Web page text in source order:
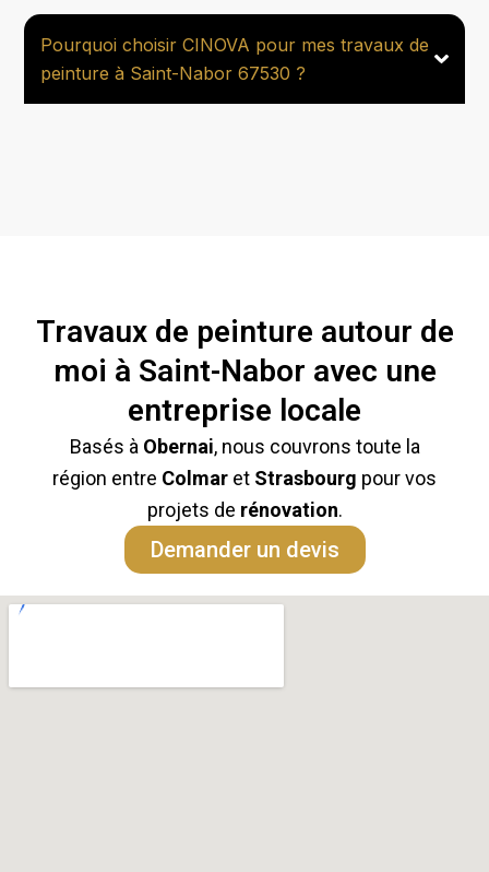
Pourquoi choisir CINOVA pour mes travaux de
peinture à Saint-Nabor 67530 ?
Travaux de peinture autour de
moi à Saint-Nabor avec une
entreprise locale
Basés à Obernai, nous couvrons toute la
région entre Colmar et Strasbourg pour vos
projets de rénovation.
Demander un devis